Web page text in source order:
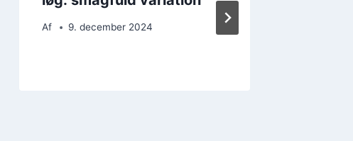
Af 9. december 2024